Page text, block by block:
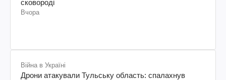
сковороді
Вчора
Війна в Україні
Дрони атакували Тульську область: спалахнув